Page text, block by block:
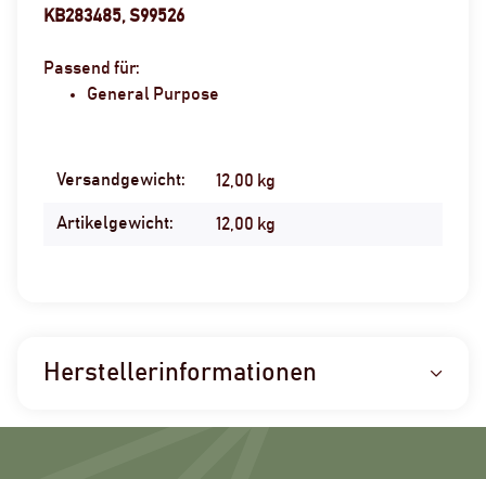
KB283485, S99526
Passend für:
General Purpose
Produkteigenschaft
Wert
Versandgewicht: 12,00 kg
Artikelgewicht: 12,00 kg
Herstellerinformationen